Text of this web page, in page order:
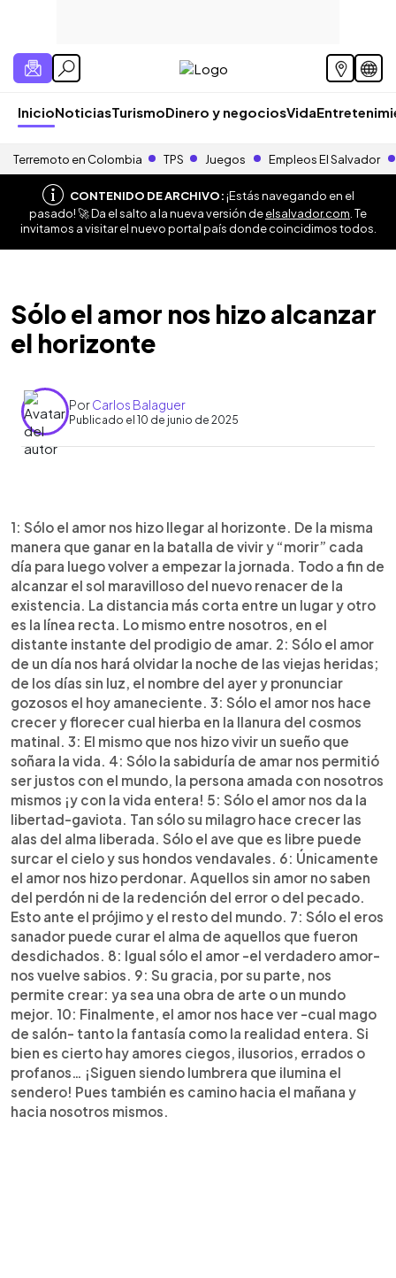
InicioNoticiasTurismoDinero y negociosVida
Terremoto en Colombia TPS Juegos Empleos El Salvador
CONTENIDO DE ARCHIVO:¡Estás navegando en el
pasado! 🚀 Da el salto a la nueva versión deelsalvador.com . Te
invitamos a visitar el nuevo portal país donde coincidimos todos.
Sólo el amor nos hizo alcanzar
el horizonte
PorCarlos Balaguer
Publicado el 10 de junio de 2025
► Escuchar artículo
1: Sólo el amor nos hizo llegar al horizonte. De la misma
manera que ganar en la batalla de vivir y “morir” cada
día para luego volver a empezar la jornada. Todo a fin de
alcanzar el sol maravilloso del nuevo renacer de la
existencia. La distancia más corta entre un lugar y otro
es la línea recta. Lo mismo entre nosotros, en el
distante instante del prodigio de amar. 2: Sólo el amor
de un día nos hará olvidar la noche de las viejas heridas;
de los días sin luz, el nombre del ayer y pronunciar
gozosos el hoy amaneciente. 3: Sólo el amor nos hace
crecer y florecer cual hierba en la llanura del cosmos
matinal. 3: El mismo que nos hizo vivir un sueño que
soñara la vida. 4: Sólo la sabiduría de amar nos permitió
ser justos con el mundo, la persona amada con nosotros
mismos ¡y con la vida entera! 5: Sólo el amor nos da la
libertad-gaviota. Tan sólo su milagro hace crecer las
alas del alma liberada. Sólo el ave que es libre puede
surcar el cielo y sus hondos vendavales. 6: Únicamente
el amor nos hizo perdonar. Aquellos sin amor no saben
del perdón ni de la redención del error o del pecado.
Esto ante el prójimo y el resto del mundo. 7: Sólo el eros
sanador puede curar el alma de aquellos que fueron
desdichados. 8: Igual sólo el amor -el verdadero amor-
nos vuelve sabios. 9: Su gracia, por su parte, nos
permite crear: ya sea una obra de arte o un mundo
mejor. 10: Finalmente, el amor nos hace ver -cual mago
de salón- tanto la fantasía como la realidad entera. Si
bien es cierto hay amores ciegos, ilusorios, errados o
profanos… ¡Siguen siendo lumbrera que ilumina el
sendero! Pues también es camino hacia el mañana y
hacia nosotros mismos.